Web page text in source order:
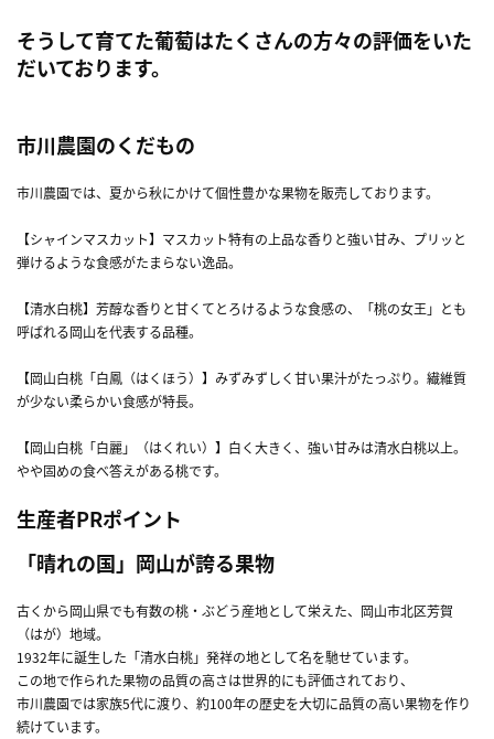
そうして育てた葡萄はたくさんの方々の評価をいた
だいております。
市川農園のくだもの
市川農園では、夏から秋にかけて個性豊かな果物を販売しております。
【シャインマスカット】マスカット特有の上品な香りと強い甘み、プリッと
弾けるような食感がたまらない逸品。
【清水白桃】芳醇な香りと甘くてとろけるような食感の、「桃の女王」とも
呼ばれる岡山を代表する品種。
【岡山白桃「白鳳（はくほう）】みずみずしく甘い果汁がたっぷり。繊維質
が少ない柔らかい食感が特長。
【岡山白桃「白麗」（はくれい）】白く大きく、強い甘みは清水白桃以上。
やや固めの食べ答えがある桃です。
生産者PRポイント
「晴れの国」岡山が誇る果物
古くから岡山県でも有数の桃・ぶどう産地として栄えた、岡山市北区芳賀
（はが）地域。
1932年に誕生した「清水白桃」発祥の地として名を馳せています。
この地で作られた果物の品質の高さは世界的にも評価されており、
市川農園では家族5代に渡り、約100年の歴史を大切に品質の高い果物を作り
続けています。